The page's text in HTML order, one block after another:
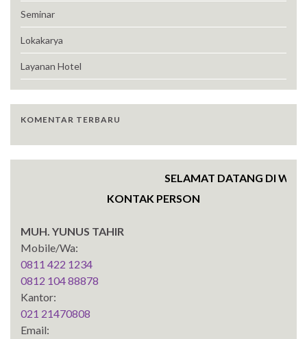
Seminar
Lokakarya
Layanan Hotel
KOMENTAR TERBARU
SELAMAT DATANG DI
KONTAK PERSON
MUH. YUNUS TAHIR
Mobile/Wa:
0811 422 1234
0812 104 88878
Kantor:
021 21470808
Email: